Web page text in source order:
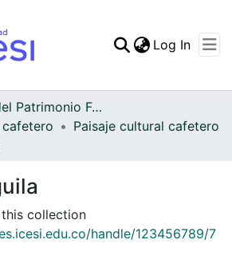
Statistics
Log In
Archivo del Patrimonio Fotográfico y Fílmico del Valle del Cauca
cafetero
Paisaje cultural cafetero
this collection
handle/123456789/7